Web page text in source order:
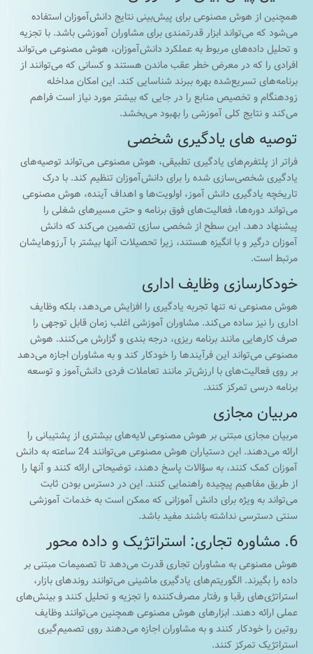
همچنین از هوش مصنوعی برای پیش‌بینی نتایج دانش‌آموزان استفاده
می‌شود که می‌تواند ابزار قدرتمندی برای مشاوران آموزشی باشد. با تجزیه
و تحلیل داده‌های مربوط به عملکرد دانش‌آموزان، هوش مصنوعی می‌تواند
افرادی را که در معرض خطر عقب ماندن هستند و کسانی که می‌توانند از
برنامه‌های تسریع‌شده بهره ببرند شناسایی کند. این امکان مداخله
زودهنگام و تخصیص منابع را در جایی که بیشتر مورد نیاز است فراهم
می‌کند و نتایج کلی آموزشی را بهبود می‌بخشد.
توصیه های یادگیری شخصی
فراتر از پلتفرم‌های یادگیری تطبیقی، هوش مصنوعی می‌تواند توصیه‌های
یادگیری شخصی‌سازی شده را برای دانش‌آموزان تنظیم کند. با درک
تاریخچه یادگیری دانش آموز، اولویت‌ها و اهداف آینده، هوش مصنوعی
می‌تواند دوره‌ها، فعالیت‌های فوق برنامه و حتی مسیرهای شغلی را
پیشنهاد دهد. این سطح از شخصی سازی تضمین می‌کند که دانش
آموزان درگیر و با انگیزه هستند، زیرا تحصیلات آنها بیشتر با آرزوهایشان
مرتبط است.
خودکارسازی وظایف اداری
هوش مصنوعی نه تنها تجربه یادگیری را افزایش می‌دهد، بلکه وظایف
اداری را نیز ساده می‌کند. مشاوران آموزشی اغلب زمان قابل توجهی را
صرف کارهایی مانند برنامه ریزی، درجه بندی و گزارش می‌کنند. هوش
مصنوعی می‌تواند این فرآیندها را خودکار کند و به مشاوران اجازه می‌دهد
بر روی فعالیت‌های با ارزش‌تر مانند تعاملات فردی دانش‌آموز و توسعه
برنامه درسی تمرکز کنند.
مربیان مجازی
مربیان مجازی مبتنی بر هوش مصنوعی لایه‌های بیشتری از پشتیبانی را
ارائه می‌دهند. این دستیاران هوش مصنوعی می‌توانند 24 ساعته به دانش
آموزان کمک کنند، به سؤالات پاسخ دهند، توضیحاتی ارائه کنند و آنها را
از طریق مفاهیم پیچیده راهنمایی کنند. این در دسترس بودن ثابت
می‌تواند به ویژه برای دانش آموزانی که ممکن است به خدمات آموزشی
سنتی دسترسی نداشته باشند مفید باشد.
6. مشاوره تجاری: استراتژیک و داده محور
هوش مصنوعی به مشاوران تجاری قدرت می‌دهد تا تصمیمات مبتنی بر
داده را بگیرند. الگوریتم‌های یادگیری ماشینی می‌توانند روندهای بازار،
استراتژی‌های رقبا و رفتار مصرف‌کننده را تجزیه و تحلیل کنند و بینش‌های
عملی ارائه دهند. ابزارهای هوش مصنوعی همچنین می‌توانند وظایف
روتین را خودکار کنند و به مشاوران اجازه می‌دهند روی تصمیم‌گیری
استراتژیک تمرکز کنند.